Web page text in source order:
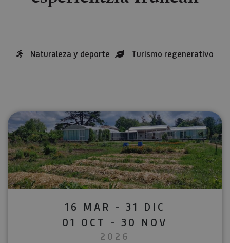
Naturaleza y deporte Turismo regenerativo
16 MAR - 31 DIC
01 OCT - 30 NOV
2026